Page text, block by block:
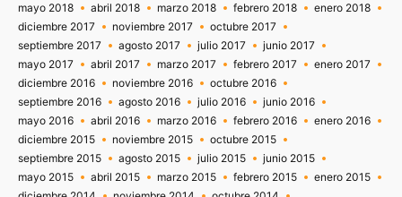
mayo 2018
abril 2018 marzo 2018 febrero 2018
enero 2018
diciembre 2017
noviembre 2017
octubre 2017
septiembre 2017
agosto 2017 julio 2017
junio 2017
mayo 2017
abril 2017 marzo 2017 febrero 2017
enero 2017
diciembre 2016
noviembre 2016
octubre 2016
septiembre 2016
agosto 2016 julio 2016
junio 2016
mayo 2016
abril 2016 marzo 2016 febrero 2016
enero 2016
diciembre 2015
noviembre 2015
octubre 2015
septiembre 2015
agosto 2015 julio 2015
junio 2015
mayo 2015
abril 2015 marzo 2015 febrero 2015
enero 2015